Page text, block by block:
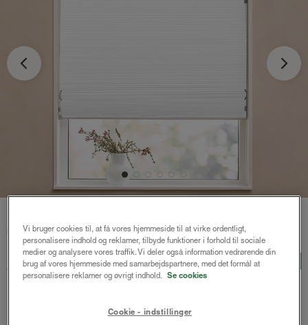
m/snoretræk
Astrid plisségardin up and
down m/snoretræk
Modehvid - Honeycomb
Vi bruger cookies til, at få vores hjemmeside til at virke ordentligt,
personalisere indhold og reklamer, tilbyde funktioner i forhold til sociale
medier og analysere vores traffik. Vi deler også information vedrørende din
brug af vores hjemmeside med samarbejdspartnere, med det formål at
personalisere reklamer og øvrigt indhold. Se cookies
Cookie - indstillinger